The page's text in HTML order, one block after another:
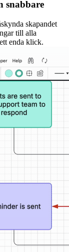
snabbare
skapandet
till alla
enda klick.